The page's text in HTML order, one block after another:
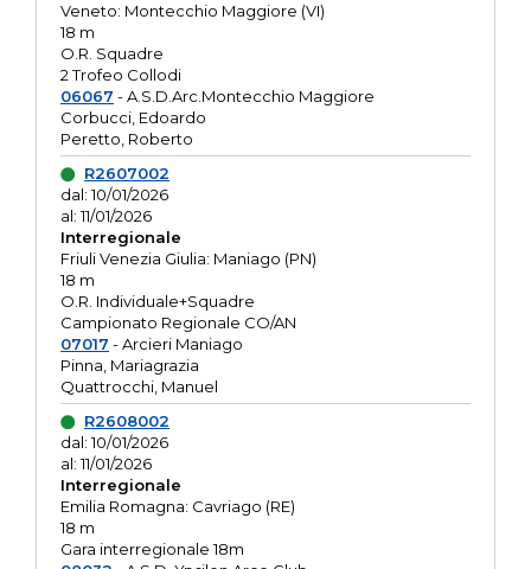
Veneto: Montecchio Maggiore (VI)
18 m
O.R. Squadre
2 Trofeo Collodi
06067 - A.S.D.Arc.Montecchio Maggiore
Corbucci, Edoardo
Peretto, Roberto
R2607002
dal: 10/01/2026
al: 11/01/2026
Interregionale
Friuli Venezia Giulia: Maniago (PN)
18 m
O.R. Individuale+Squadre
Campionato Regionale CO/AN
07017 - Arcieri Maniago
Pinna, Mariagrazia
Quattrocchi, Manuel
R2608002
dal: 10/01/2026
al: 11/01/2026
Interregionale
Emilia Romagna: Cavriago (RE)
18 m
Gara interregionale 18m